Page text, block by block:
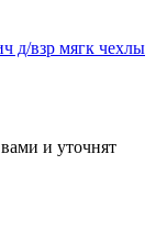
взр мягк чехлы
и уточнят